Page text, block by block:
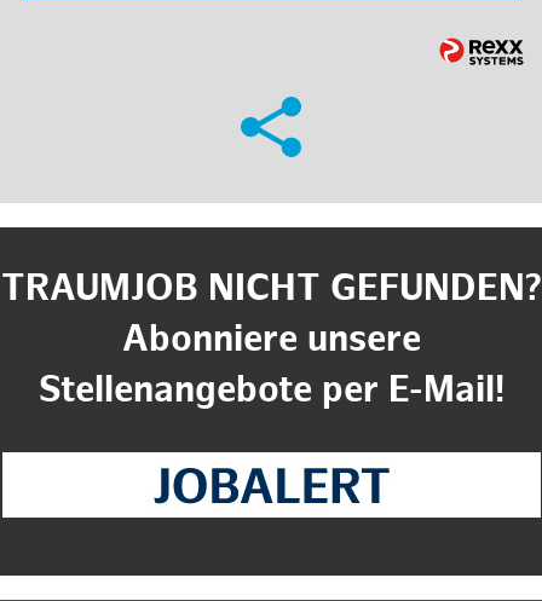
TRAUMJOB NICHT GEFUNDEN?
Abonniere unsere
Stellenangebote per E-Mail!